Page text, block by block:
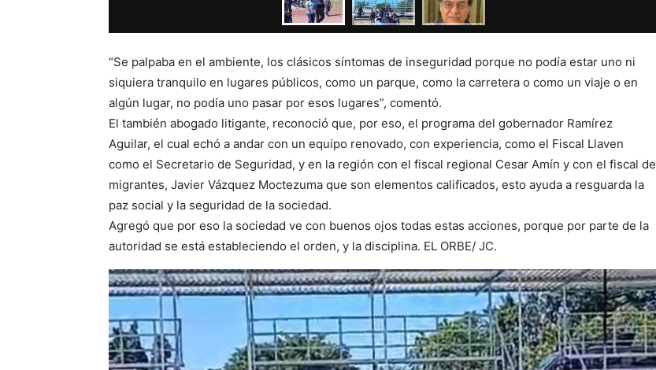
“Se palpaba en el ambiente, los clásicos síntomas de inseguridad porque no podía estar uno ni
siquiera tranquilo en lugares públicos, como un parque, como la carretera o como un viaje o en
algún lugar, no podía uno pasar por esos lugares”, comentó.
El también abogado litigante, reconoció que, por eso, el programa del gobernador Ramírez
Aguilar, el cual echó a andar con un equipo renovado, con experiencia, como el Fiscal Llaven
como el Secretario de Seguridad, y en la región con el fiscal regional Cesar Amín y con el fiscal de
migrantes, Javier Vázquez Moctezuma que son elementos calificados, esto ayuda a resguarda la
paz social y la seguridad de la sociedad.
Agregó que por eso la sociedad ve con buenos ojos todas estas acciones, porque por parte de la
autoridad se está estableciendo el orden, y la disciplina. EL ORBE/ JC.